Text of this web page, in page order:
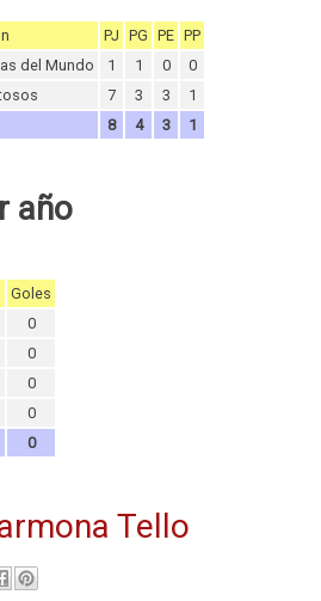
PJ PG PE PP
del Mundo
1 1 0
0
7 3 3
1
8 4 3 1
año
Goles
0
0
0
0
0
Tello